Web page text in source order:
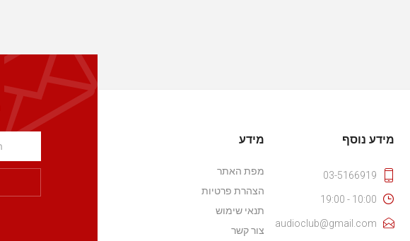
מידע נוסף
03-5166919
10:00 - 19:00
audioclub@gmail.com
מידע
מפת האתר
הצהרת פרטיות
תנאי שימוש
צור קשר